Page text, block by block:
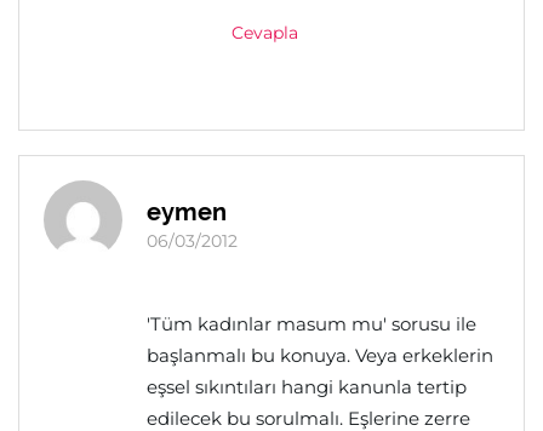
Cevapla
eymen
06/03/2012
'Tüm kadınlar masum mu' sorusu ile
başlanmalı bu konuya. Veya erkeklerin
eşsel sıkıntıları hangi kanunla tertip
edilecek bu sorulmalı. Eşlerine zerre